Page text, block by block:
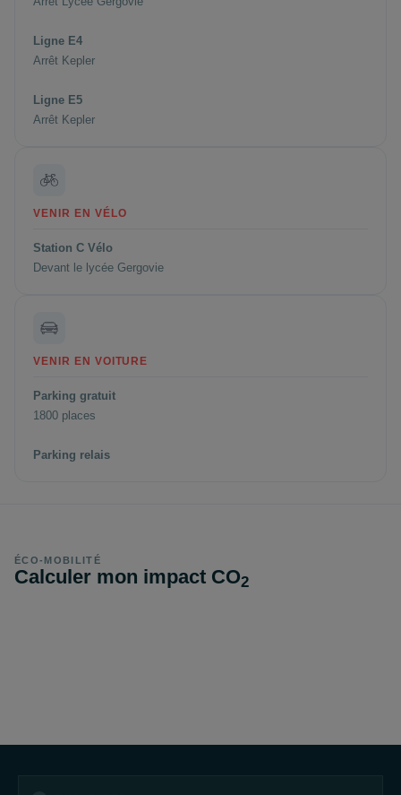
Ligne E4
Arrêt Kepler
Ligne E5
Arrêt Kepler
VENIR EN VÉLO
Station C Vélo
Devant le lycée Gergovie
VENIR EN VOITURE
Parking gratuit
1800 places
Parking relais
ÉCO-MOBILITÉ
Calculer mon impact CO2